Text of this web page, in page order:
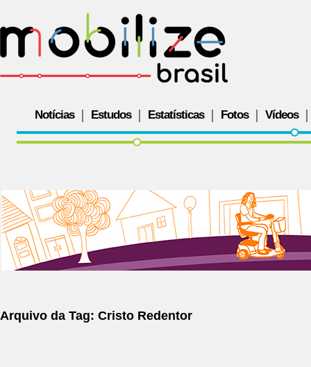
Notícias Estudos Estatísticas Fotos Vídeos
Arquivo da Tag: Cristo Redentor